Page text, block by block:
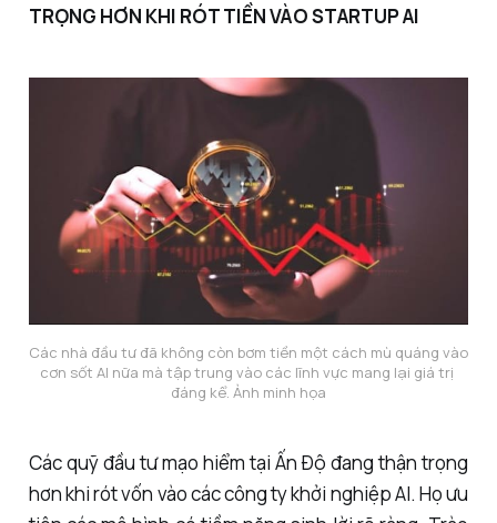
TRỌNG HƠN KHI RÓT TIỀN VÀO STARTUP AI
Các nhà đầu tư đã không còn bơm tiền một cách mù quáng vào
cơn sốt AI nữa mà tập trung vào các lĩnh vực mang lại giá trị
đáng kể. Ảnh minh họa
Các quỹ đầu tư mạo hiểm tại Ấn Độ đang thận trọng
hơn khi rót vốn vào các công ty khởi nghiệp AI. Họ ưu